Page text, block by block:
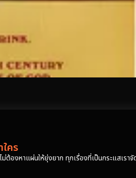
คร
องหาแผ่นให้ยุ่งยาก ทุกเรื่องที่เป็นกระแสเราจั